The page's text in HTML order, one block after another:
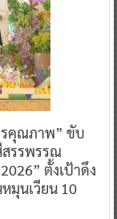
รคุณภาพ” ขับ
สรรพรรณ
ตั้งเป้าดึง
มุนเวียน 10